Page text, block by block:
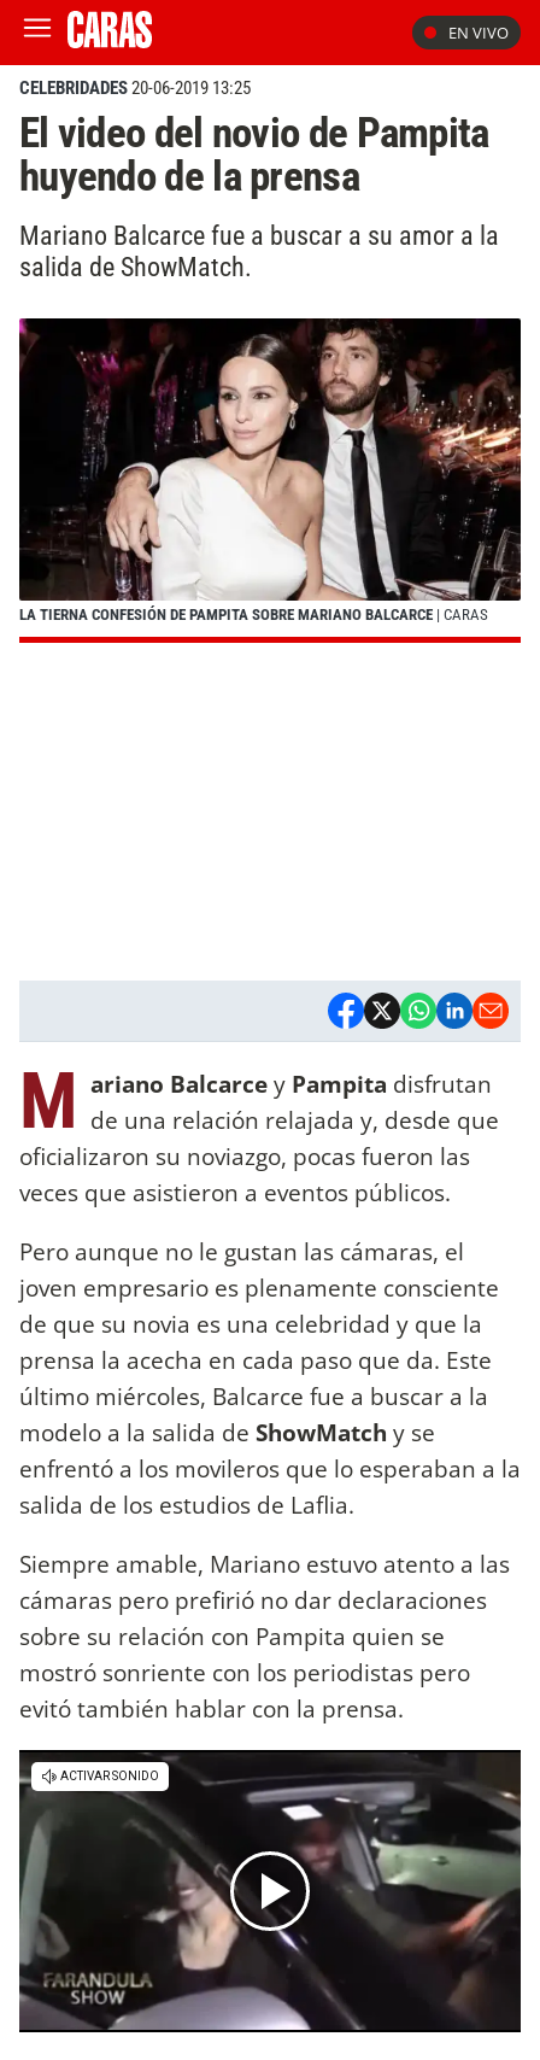
EN VIVO
CELEBRIDADES20-06-2019 13:25
El video del novio de Pampita
huyendo de la prensa
Mariano Balcarce fue a buscar a su amor a la
salida de ShowMatch.
LA TIERNA CONFESIÓN DE PAMPITA SOBRE MARIANO BALCARCE | CARAS
M ariano Balcarcey Pampita disfrutan
de una relación relajada y, desde que
oficializaron su noviazgo, pocas fueron las
veces que asistieron a eventos públicos.
Pero aunque no le gustan las cámaras, el
joven empresario es plenamente consciente
de que su novia es una celebridad y que la
prensa la acecha en cada paso que da. Este
último miércoles, Balcarce fue a buscar a la
modelo a la salida de ShowMatch y se
enfrentó a los movileros que lo esperaban a la
salida de los estudios de Laflia.
Siempre amable, Mariano estuvo atento a las
cámaras pero prefirió no dar declaraciones
sobre su relación con Pampita quien se
mostró sonriente con los periodistas pero
evitó también hablar con la prensa.